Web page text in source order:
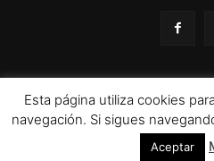
© 1995-2024 Color Vivo Internet.
Política
Esta página utiliza cookies
navegación. Si sigues
Aceptar